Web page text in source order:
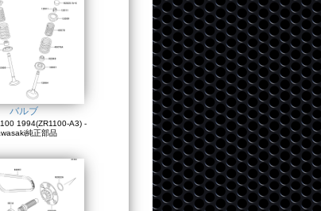
バルブ
1994(ZR1100-A3) -
純正部品